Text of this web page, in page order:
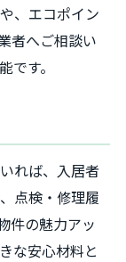
、エコポイン
者へご相談い
です。
れば、入居者
点検・修理履
件の魅力アッ
な安心材料と